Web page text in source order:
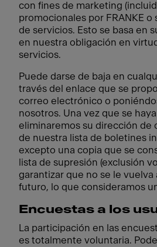
con fines de marketing
promocionales por FRANKE o
de servicios. Esto se basa en
en nuestra obligación en
servicios.
Puede darse de baja en
través del enlace que se
correo electrónico o
nosotros. Una vez que se
eliminaremos su dirección de
de nuestra lista de boletines
excepto una copia que se
lista de supresión (exclusión
garantizar que no se le vuelva
futuro, lo que consideramos
Encuestas a los
La participación en las
es totalmente voluntaria.